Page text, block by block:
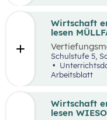
Wirtschaft
lesen
Haushalt”.
Arbeitsblatt
Wirtschaft
lesen